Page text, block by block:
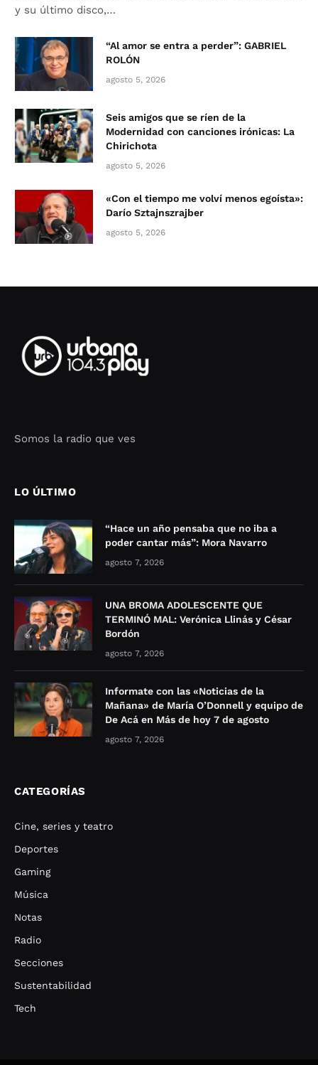
y su último disco,…
“Al amor se entra a perder”: GABRIEL
ROLÓN
agosto 5, 2026
Seis amigos que se ríen de la
Modernidad con canciones irónicas: La
Chirichota
agosto 5, 2026
«Con el tiempo me volví menos egoísta»:
Darío Sztajnszrajber
agosto 5, 2026
Somos la radio que ves
LO ÚLTIMO
“Hace un año pensaba que no iba a
poder cantar más”: Mora Navarro
agosto 7, 2026
UNA BROMA ADOLESCENTE QUE
TERMINÓ MAL: Verónica Llinás y César
Bordón
agosto 7, 2026
Informate con las «Noticias de la
Mañana» de María O’Donnell y equipo de
De Acá en Más de hoy 7 de agosto
agosto 7, 2026
CATEGORÍAS
Cine, series y teatro
Deportes
Gaming
Música
Notas
Radio
Secciones
Sustentabilidad
Tech